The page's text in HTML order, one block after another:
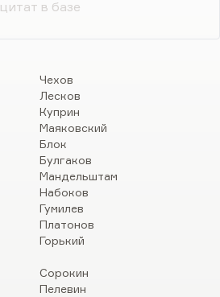
цитат в базе
Чехов
Лесков
Куприн
Маяковский
Блок
Булгаков
Мандельштам
Набоков
Гумилев
Платонов
Горький
Сорокин
Пелевин